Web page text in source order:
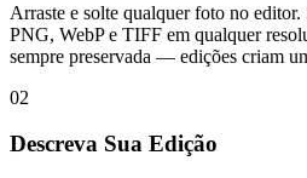
Arraste e solte qualquer foto no
PNG, WebP e TIFF em qualquer
sempre preservada — edições criam
02
Descreva Sua Edição